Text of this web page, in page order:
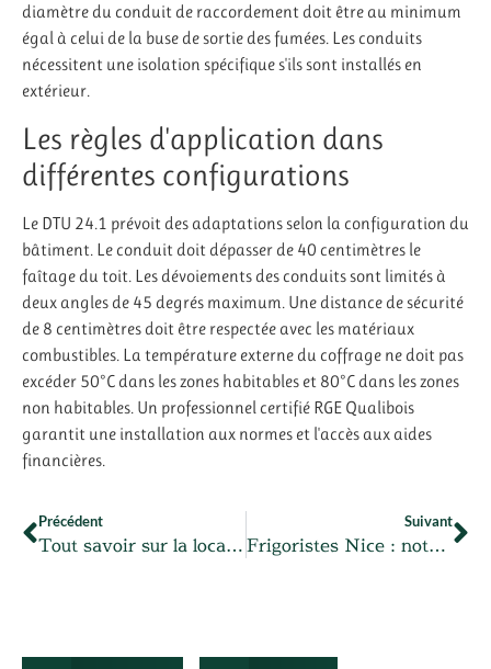
diamètre du conduit de raccordement doit être au minimum
égal à celui de la buse de sortie des fumées. Les conduits
nécessitent une isolation spécifique s'ils sont installés en
extérieur.
Les règles d'application dans
différentes configurations
Le DTU 24.1 prévoit des adaptations selon la configuration du
bâtiment. Le conduit doit dépasser de 40 centimètres le
faîtage du toit. Les dévoiements des conduits sont limités à
deux angles de 45 degrés maximum. Une distance de sécurité
de 8 centimètres doit être respectée avec les matériaux
combustibles. La température externe du coffrage ne doit pas
excéder 50°C dans les zones habitables et 80°C dans les zones
non habitables. Un professionnel certifié RGE Qualibois
garantit une installation aux normes et l'accès aux aides
financières.
Précédent
Tout savoir sur la location d’un utilitaire à l’heure : informations et conseils
Suivant
Frigoristes Nice : notre société à votre disposition pour un programme de maintenance sur-mesure